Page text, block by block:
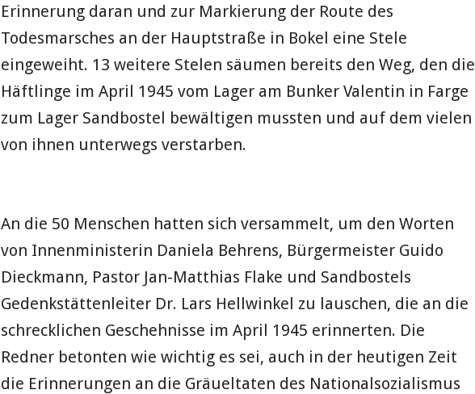
Erinnerung daran und zur Markierung der Route des
Todesmarsches an der Hauptstraße in Bokel eine Stele
eingeweiht. 13 weitere Stelen säumen bereits den Weg, den die
Häftlinge im April 1945 vom Lager am Bunker Valentin in Farge
zum Lager Sandbostel bewältigen mussten und auf dem vielen
von ihnen unterwegs verstarben.
An die 50 Menschen hatten sich versammelt, um den Worten
von Innenministerin Daniela Behrens, Bürgermeister Guido
Dieckmann, Pastor Jan-Matthias Flake und Sandbostels
Gedenkstättenleiter Dr. Lars Hellwinkel zu lauschen, die an die
schrecklichen Geschehnisse im April 1945 erinnerten. Die
Redner betonten wie wichtig es sei, auch in der heutigen Zeit
die Erinnerungen an die Gräueltaten des Nationalsozialismus